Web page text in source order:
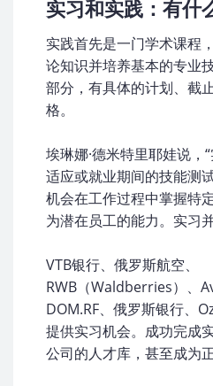
实习和实践：有什
实践首先是一门学术课程
论知识并培养基本的专业
部分，有具体的计划、截
格。
埃琳娜·德米特里耶娃说，
适应或就业期间的技能测
机会在工作过程中掌握特
为潜在员工的能力。实习
VTB银行、俄罗斯航空、
RWB（Waldberries）、
DOM.RF、俄罗斯银行、
提供实习机会。成功完成
公司的人才库，甚至成为